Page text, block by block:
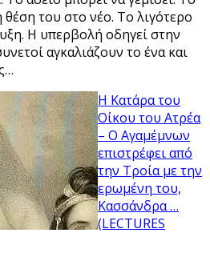
θέση του στο νέο. Το λιγότερο
Η υπερβολή οδηγεί στην
αγκαλιάζουν το ένα και
Η Κατάρα του
Οίκου του Ατρέα
– Ο Αγαμέμνων
επιστρέφει από
την Τροία με την
ερωμένη του,
Κασσάνδρα …
(LECTURES